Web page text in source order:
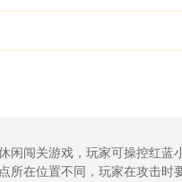
闲闯关游戏，玩家可操控红
所在位置不同，玩家在攻击